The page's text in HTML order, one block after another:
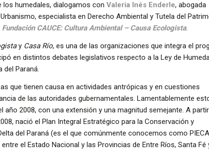
los humedales, dialogamos con Valeria Inés Enderle, abogada
especialista en Derecho Ambiental y Tutela del
Fundación CAUCE: Cultura Ambiental – Causa Ecologista.
y Casa Río, es una de las organizaciones que integra el
en distintos debates legislativos respecto a la Ley de
del Paraná.
que tienen causa en actividades antrópicas y en cuestiones
de las autoridades gubernamentales. Lamentablemente
año 2008, con una extensión y una magnitud semejante. A
nació el Plan Integral Estratégico para la Conservación y
del Paraná (es el que comúnmente conocemos como
el Estado Nacional y las Provincias de Entre Ríos, Santa Fé